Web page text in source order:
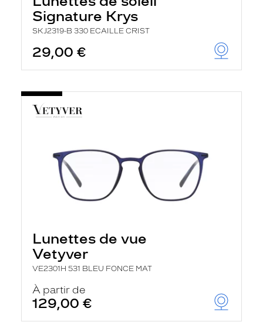
Signature Krys
SKJ2319-B 330 ECAILLE CRIST
29,00 €
Lunettes de vue
Vetyver
VE2301H 531 BLEU FONCE MAT
À partir de
129,00 €